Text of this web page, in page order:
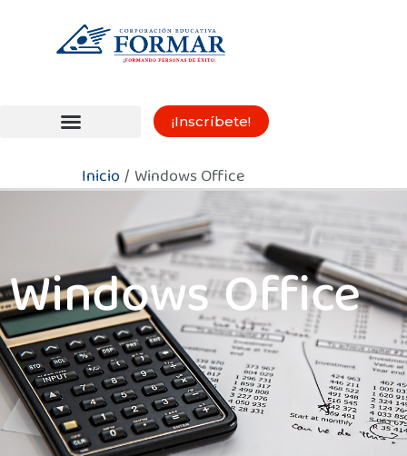
¡Inscríbete!
Inicio Windows Office
Windows Office